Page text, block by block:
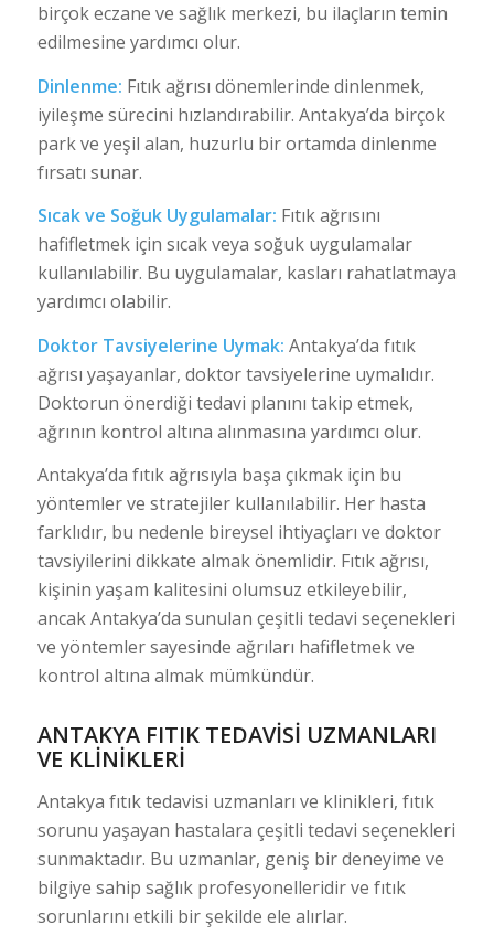
birçok eczane ve sağlık merkezi, bu ilaçların temin
edilmesine yardımcı olur.
Dinlenme: Fıtık ağrısı dönemlerinde dinlenmek,
iyileşme sürecini hızlandırabilir. Antakya’da birçok
park ve yeşil alan, huzurlu bir ortamda dinlenme
fırsatı sunar.
Sıcak ve Soğuk Uygulamalar: Fıtık ağrısını
hafifletmek için sıcak veya soğuk uygulamalar
kullanılabilir. Bu uygulamalar, kasları rahatlatmaya
yardımcı olabilir.
Doktor Tavsiyelerine Uymak: Antakya’da fıtık
ağrısı yaşayanlar, doktor tavsiyelerine uymalıdır.
Doktorun önerdiği tedavi planını takip etmek,
ağrının kontrol altına alınmasına yardımcı olur.
Antakya’da fıtık ağrısıyla başa çıkmak için bu
yöntemler ve stratejiler kullanılabilir. Her hasta
farklıdır, bu nedenle bireysel ihtiyaçları ve doktor
tavsiyilerini dikkate almak önemlidir. Fıtık ağrısı,
kişinin yaşam kalitesini olumsuz etkileyebilir,
ancak Antakya’da sunulan çeşitli tedavi seçenekleri
ve yöntemler sayesinde ağrıları hafifletmek ve
kontrol altına almak mümkündür.
ANTAKYA FITIK TEDAVISI UZMANLARI
VE KLINIKLERI
Antakya fıtık tedavisi uzmanları ve klinikleri, fıtık
sorunu yaşayan hastalara çeşitli tedavi seçenekleri
sunmaktadır. Bu uzmanlar, geniş bir deneyime ve
bilgiye sahip sağlık profesyonelleridir ve fıtık
sorunlarını etkili bir şekilde ele alırlar.